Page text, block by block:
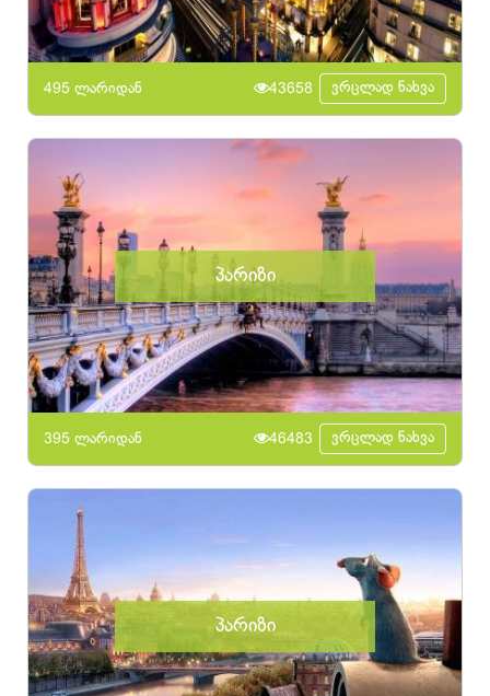
495 ლარიდან 43658 ვრცლად ნახვა
პარიზი
395 ლარიდან 46483 ვრცლად ნახვა
პარიზი